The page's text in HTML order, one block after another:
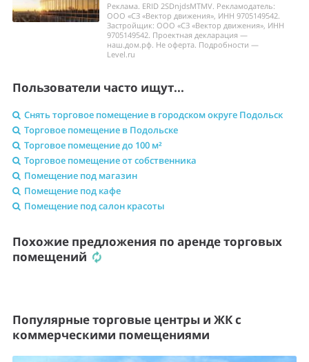
Реклама. ERID 2SDnjdsMTMV. Рекламодатель:
ООО «СЗ «Вектор движения», ИНН 9705149542.
Застройщик: ООО «СЗ «Вектор движения», ИНН
9705149542. Проектная декларация —
наш.дом.рф. Не оферта. Подробности —
Level.ru
Пользователи часто ищут...
Снять торговое помещение в городском округе Подольск
Торговое помещение в Подольске
Торговое помещение до 100 м²
Торговое помещение от собственника
Помещение под магазин
Помещение под кафе
Помещение под салон красоты
Похожие предложения по аренде торговых
помещений
Популярные торговые центры и ЖК с
коммерческими помещениями